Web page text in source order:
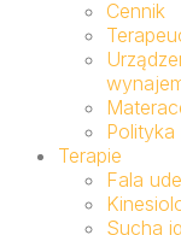
Cennik
Terapie
Fala
Sucha